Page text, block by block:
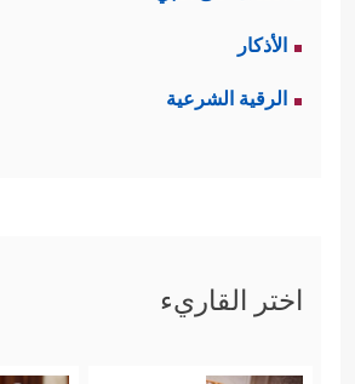
الأذكار
الرقية الشرعية
اختر القاريء